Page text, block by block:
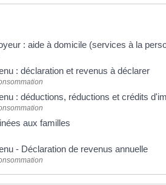
: aide à domicile (services à la
: déclaration et revenus à déclarer
: déductions, réductions et crédits
aux familles
- Déclaration de revenus annuelle